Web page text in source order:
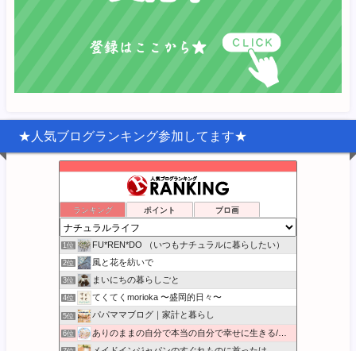
★人気ブログランキング参加してます★
ランキング ポイント ブロ画
1位 FU*REN*DO （いつもナチュラルに暮らしたい）
2位 風と花を紡いで
3位 まいにちの暮らしごと
4位 てくてくmorioka 〜盛岡的日々〜
5位 パパママブログ｜家計と暮らし
6位 ありのままの自分で本当の自分で幸せに生きる/本音BLOG